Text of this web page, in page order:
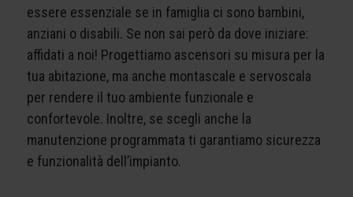
essere essenziale se in famiglia ci sono bambini,
anziani o disabili. Se non sai però da dove iniziare:
affidati a noi! Progettiamo ascensori su misura per la
tua abitazione, ma anche montascale e servoscala
per rendere il tuo ambiente funzionale e
confortevole. Inoltre, se scegli anche la
manutenzione programmata ti garantiamo sicurezza
e funzionalità dell’impianto.